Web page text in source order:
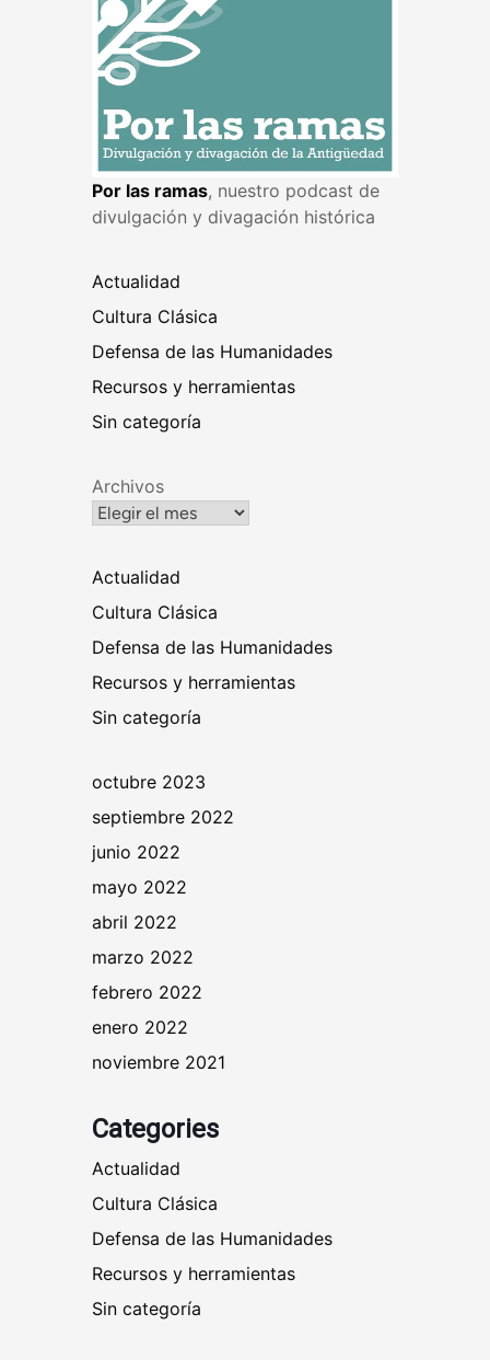
Por las ramas, nuestro podcast de
divulgación y divagación histórica
Actualidad
Cultura Clásica
Defensa de las Humanidades
Recursos y herramientas
Sin categoría
Archivos
Actualidad
Cultura Clásica
Defensa de las Humanidades
Recursos y herramientas
Sin categoría
octubre 2023
septiembre 2022
junio 2022
mayo 2022
abril 2022
marzo 2022
febrero 2022
enero 2022
noviembre 2021
Categories
Actualidad
Cultura Clásica
Defensa de las Humanidades
Recursos y herramientas
Sin categoría